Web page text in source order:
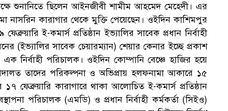
শুনানিতে ছিলেন আইনজীবী শামীম আহমেদ মেহেদী। এর
নাসরিন কারাগার থেকে মুক্তি পেয়েছেন। ওইদিন কাশিমপুর
ই-কমার্স প্রতিষ্ঠান ইভ্যালির সাবেক প্রধান নির্বাহী
(ইভ্যালির সাবেক চেয়ারম্যান) শেয়ার কেনার ইচ্ছে প্রকাশ
নির্বাহী পরিচালক। ওইদিন কোম্পানি বেঞ্চে হাজির হয়ে
তাদের পরিকল্পনা ও অভিপ্রায় হলফনামা আকারে ১৫
ফেব্রুয়ারি কারাগারে থাকা আলোচিত ই-কমার্স প্রতিষ্ঠান
পরিচালক (এমডি) ও প্রধান নির্বাহী কর্মকর্তা (সিইও)